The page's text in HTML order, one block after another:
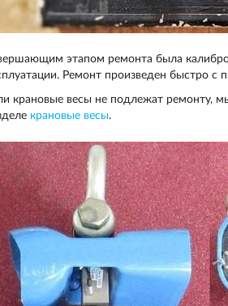
этапом ремонта была
Ремонт произведен быстро с
крановые весы не подлежат ремонту,
крановые весы.